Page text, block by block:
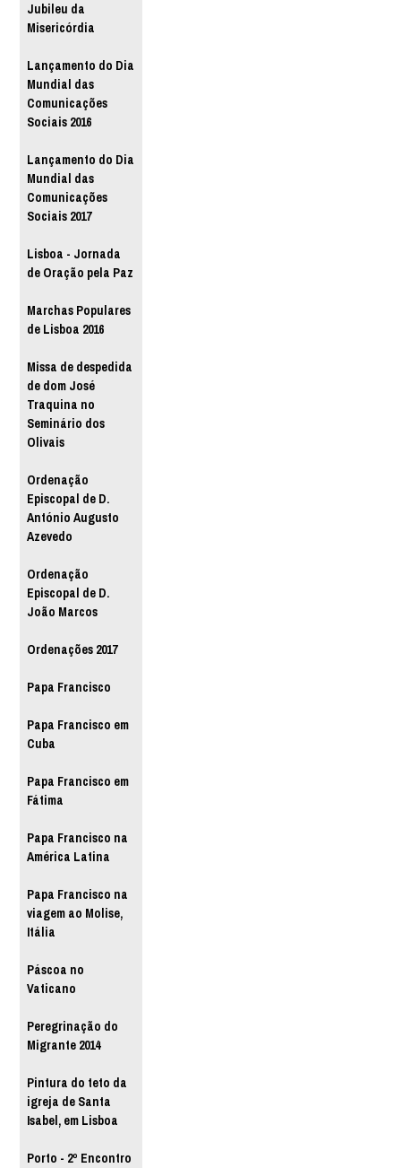
Jubileu da
Misericórdia
Lançamento do Dia
Mundial das
Comunicações
Sociais 2016
Lançamento do Dia
Mundial das
Comunicações
Sociais 2017
Lisboa - Jornada
de Oração pela Paz
Marchas Populares
de Lisboa 2016
Missa de despedida
de dom José
Traquina no
Seminário dos
Olivais
Ordenação
Episcopal de D.
António Augusto
Azevedo
Ordenação
Episcopal de D.
João Marcos
Ordenações 2017
Papa Francisco
Papa Francisco em
Cuba
Papa Francisco em
Fátima
Papa Francisco na
América Latina
Papa Francisco na
viagem ao Molise,
Itália
Páscoa no
Vaticano
Peregrinação do
Migrante 2014
Pintura do teto da
igreja de Santa
Isabel, em Lisboa
Porto - 2º Encontro